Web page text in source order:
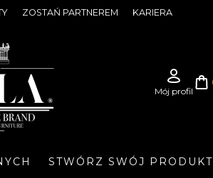
ZOSTAŃ PARTNEREM KARIERA
STWÓRZ SWÓJ PRODUKT